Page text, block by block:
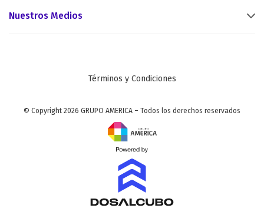
Nuestros Medios
Términos y Condiciones
© Copyright 2026 GRUPO AMERICA – Todos los derechos reservados